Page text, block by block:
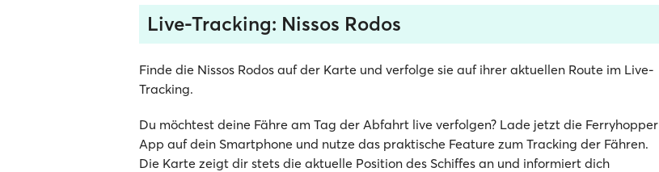
Live-Tracking: Nissos Rodos
Finde die Nissos Rodos auf der Karte und verfolge sie auf ihrer aktuellen Route im Live-
Tracking.
Du möchtest deine Fähre am Tag der Abfahrt live verfolgen? Lade jetzt die Ferryhopper
App auf dein Smartphone und nutze das praktische Feature zum Tracking der Fähren.
Die Karte zeigt dir stets die aktuelle Position des Schiffes an und informiert dich